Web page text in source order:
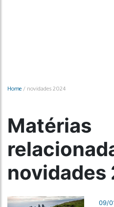
Home / novidades 2024
Matérias
novidades
09/